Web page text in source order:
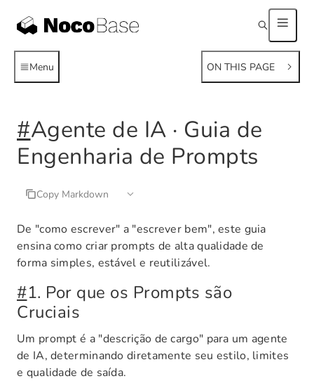
Menu ON THIS PAGE
#Agente de IA · Guia de
Engenharia de Prompts
Copy Markdown
De "como escrever" a "escrever bem", este guia
ensina como criar prompts de alta qualidade de
forma simples, estável e reutilizável.
#1. Por que os Prompts são
Cruciais
Um prompt é a "descrição de cargo" para um agente
de IA, determinando diretamente seu estilo, limites
e qualidade de saída.